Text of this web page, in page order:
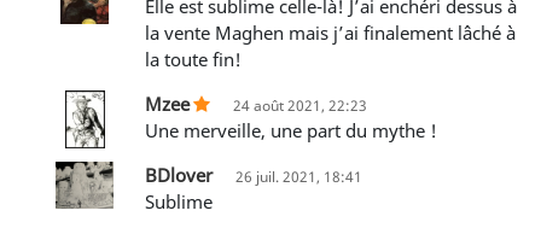
Elle est sublime celle-là! J’ai enchéri dessus à
la vente Maghen mais j’ai finalement lâché à
la toute fin!
Mzee
24 août 2021, 22:23
Une merveille, une part du mythe !
BDlover
26 juil. 2021, 18:41
sublime